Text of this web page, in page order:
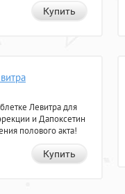
Купить
Левитра для
и Дапоксетин
полового акта!
Купить